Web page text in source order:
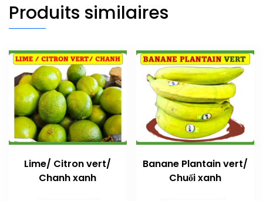
Produits similaires
Lime/ Citron vert/
Chanh xanh
Banane Plantain vert/
Chuối xanh